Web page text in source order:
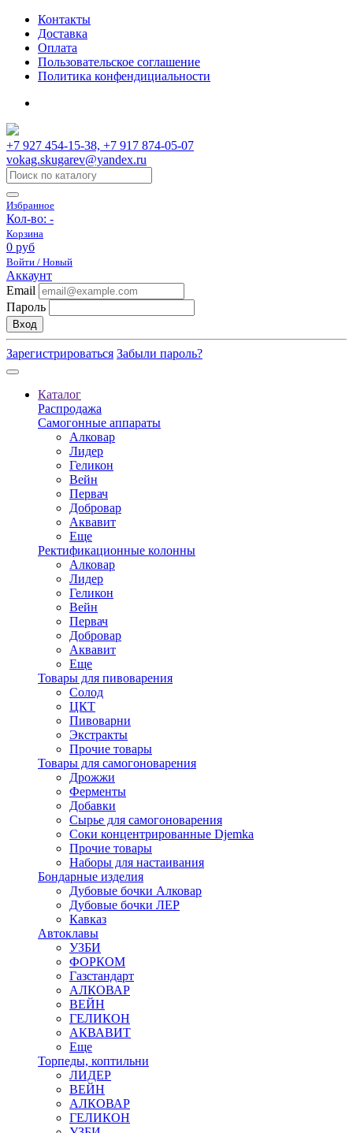
Контакты
Доставка
Оплата
Пользовательское соглашение
Политика конфендициальности
+7 927 454-15-38, +7 917 874-05-07
vokag.skugarev@yandex.ru
Избранное
Кол-во: -
Корзина
0 руб
Войти / Новый
Аккаунт
Email
Пароль
Вход
Зарегистрироваться Забыли пароль?
Каталог
Распродажа
Самогонные аппараты
Алковар
Лидер
Геликон
Вейн
Первач
Добровар
Аквавит
Еще
Ректификационные колонны
Алковар
Лидер
Геликон
Вейн
Первач
Добровар
Аквавит
Еще
Товары для пивоварения
Солод
ЦКТ
Пивоварни
Экстракты
Прочие товары
Товары для самогоноварения
Дрожжи
Ферменты
Добавки
Сырье для самогоноварения
Соки концентрированные Djemka
Прочие товары
Наборы для настаивания
Бондарные изделия
Дубовые бочки Алковар
Дубовые бочки ЛЕР
Кавказ
Автоклавы
УЗБИ
ФОРКОМ
Газстандарт
АЛКОВАР
ВЕЙН
ГЕЛИКОН
АКВАВИТ
Еще
Торпеды, коптильни
ЛИДЕР
ВЕЙН
АЛКОВАР
ГЕЛИКОН